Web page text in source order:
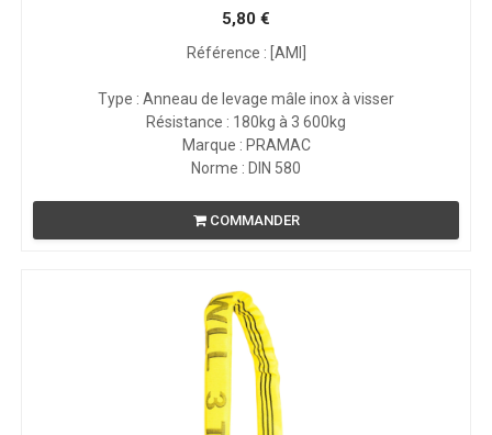
5,80 €
Référence : [AMI]
Type : Anneau de levage mâle inox à visser
Résistance : 180kg à 3 600kg
Marque : PRAMAC
Norme : DIN 580
COMMANDER